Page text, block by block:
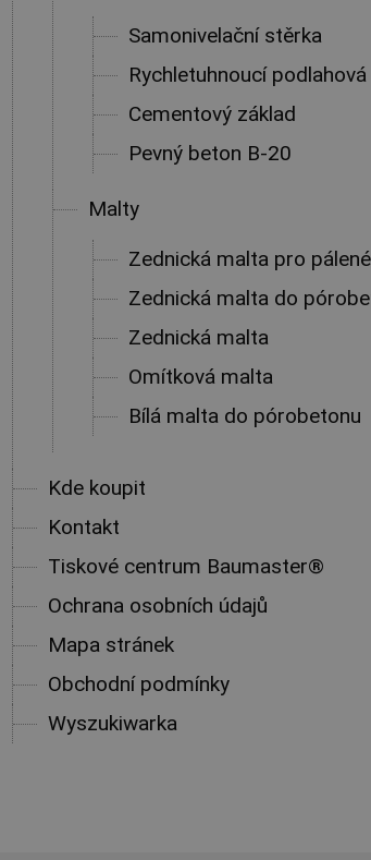
Samonivelační stěrka
Rychletuhnoucí
Cementový základ
Pevný beton B-20
Malty
Zednická malta pro
Zednická malta do
Zednická malta
Omítková malta
Bílá malta do pórobetonu
Kde koupit
Kontakt
Tiskové centrum Baumaster®
Ochrana osobních údajů
Mapa stránek
Obchodní podmínky
Wyszukiwarka